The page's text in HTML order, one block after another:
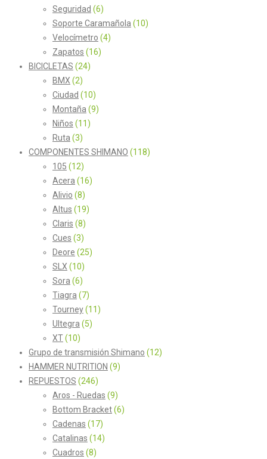
Seguridad (6)
Soporte Caramañola (10)
Velocímetro (4)
Zapatos (16)
BICICLETAS (24)
BMX (2)
Ciudad (10)
Montaña (9)
Niños (11)
Ruta (3)
COMPONENTES SHIMANO (118)
105 (12)
Acera (16)
Alivio (8)
Altus (19)
Claris (8)
Cues (3)
Deore (25)
SLX (10)
Sora (6)
Tiagra (7)
Tourney(11)
Ultegra (5)
XT(10)
Grupo de transmisión Shimano (12)
HAMMER NUTRITION (9)
REPUESTOS (246)
Aros - Ruedas (9)
Bottom Bracket(6)
Cadenas (17)
Catalinas (14)
Cuadros (8)